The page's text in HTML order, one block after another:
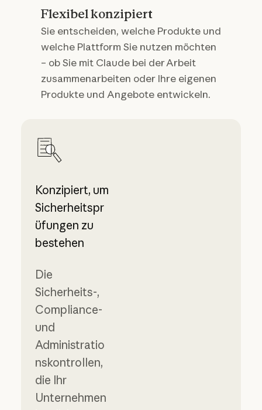
Flexibel konzipiert
Sie entscheiden, welche Produkte und
welche Plattform Sie nutzen möchten
– ob Sie mit Claude bei der Arbeit
zusammenarbeiten oder Ihre eigenen
Produkte und Angebote entwickeln.
Konzipiert, um
Sicherheitspr
üfungen zu
bestehen
Die
Sicherheits-,
Compliance-
und
Administratio
nskontrollen,
die Ihr
Unternehmen